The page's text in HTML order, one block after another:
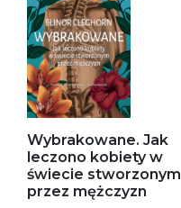
Wybrakowane. Jak
leczono kobiety w
świecie stworzonym
przez mężczyzn